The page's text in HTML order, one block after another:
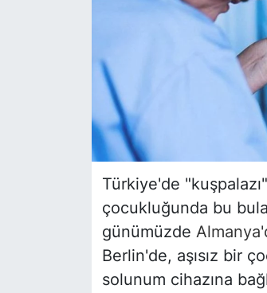
Türkiye'de
çocukluğunda bu
günümüzde
Berlin'de, aşısız bir
solunum cihazına